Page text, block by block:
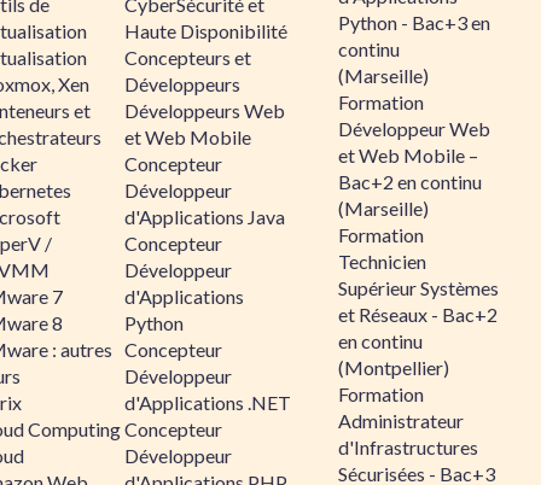
Xen
et
/
7
8
: autres
Computing
Haute Disponibilité
Concepteurs et
Développeurs
Développeurs Web
et Web Mobile
Concepteur
Développeur
d'Applications Java
Concepteur
Développeur
d'Applications
Python
Concepteur
Développeur
d'Applications .NET
Concepteur
Développeur
Python - Bac+3 en
continu
(Marseille)
Formation
Développeur Web
et Web Mobile –
Bac+2 en continu
(Marseille)
Formation
Technicien
Supérieur Systèmes
et Réseaux - Bac+2
en continu
(Montpellier)
Formation
Administrateur
d'Infrastructures
Sécurisées - Bac+3